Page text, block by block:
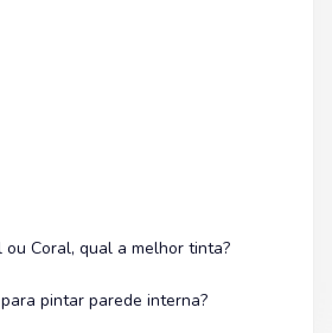
ou Coral, qual a melhor tinta?
pintar parede interna?